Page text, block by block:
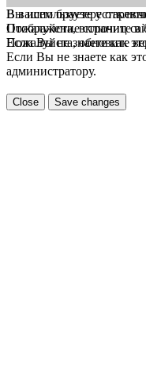
В вашем браузере
Пожалуйста, включите в
Если Вы не знаете как
Вы используете
Отображение страниц
Пожалуйста, обновите
Если Вы не знаете как
администратору.
Close Save changes